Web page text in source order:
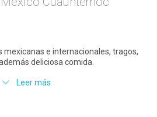
mexicanas e internacionales, tragos,
deliciosa comida.
Leer más